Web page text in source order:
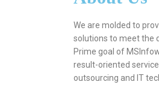
We are molded to
solutions to meet the
Prime goal of
result-oriented
outsourcing and IT